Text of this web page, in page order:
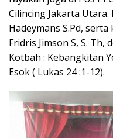
Cilincing Jakarta
Hadeymans S.Pd,
Fridris Jimson S, S. Th,
Kotbah : Kebangkitan
Esok ( Lukas 24 :1-12).